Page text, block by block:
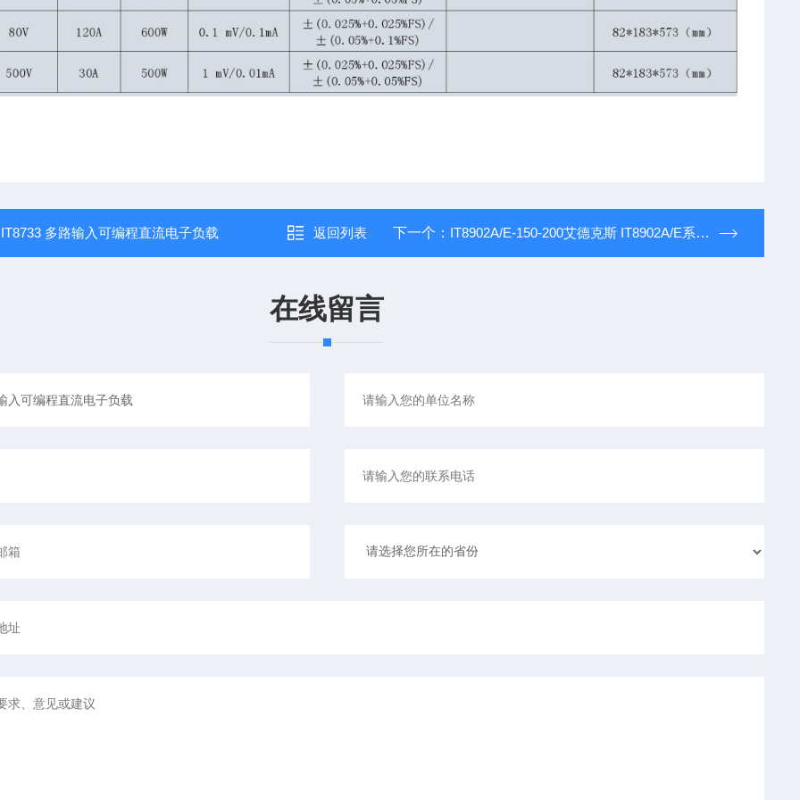
IT8733 多路输入可编程直流电子负载 返回列表 下一个： IT8902A/E-150-200艾德克斯 IT8902A/E系列大功率直流电子负载
在线留言